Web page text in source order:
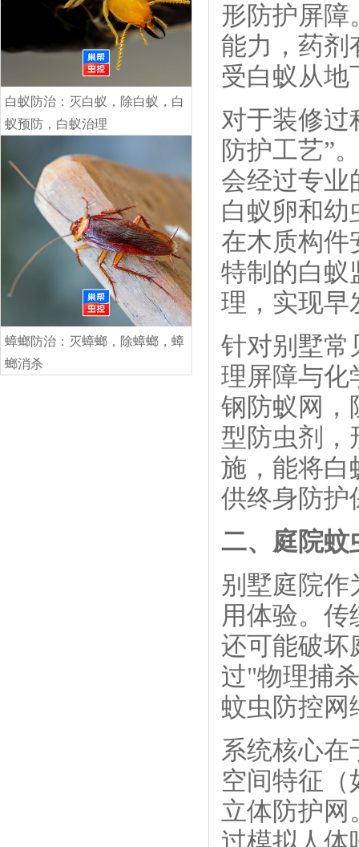
白蚁防治：灭白蚁，除白蚁，白
蚁预防，白蚁治理
蟑螂防治：灭蟑螂，除蟑螂，蟑
螂消杀
形防护屏障
能力，药剂
受白蚁从地
对于装修过
防护工艺”
会经过专
白蚁卵和幼
在木质构件
特制的白蚁
理，实现早
针对别墅常
理屏障与化
钢防蚁网，
型防虫剂，
施，能将白
供终身防护
二、庭院蚊
别墅庭院作
用体验。
还可能破坏
过"物理捕
蚊虫防控网
系统核心
空间特征（
立体防护网